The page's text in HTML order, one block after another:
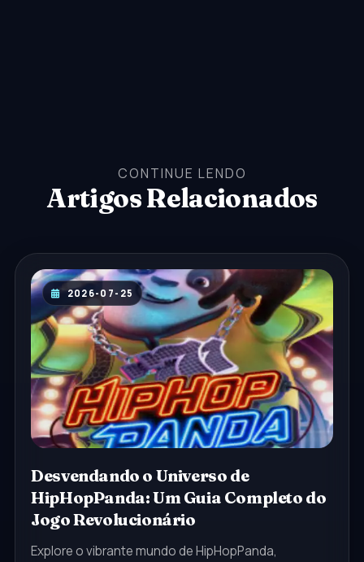
CONTINUE LENDO
Artigos Relacionados
2026-07-25
Desvendando o Universo de
HipHopPanda: Um Guia Completo do
Jogo Revolucionário
Explore o vibrante mundo de HipHopPanda,